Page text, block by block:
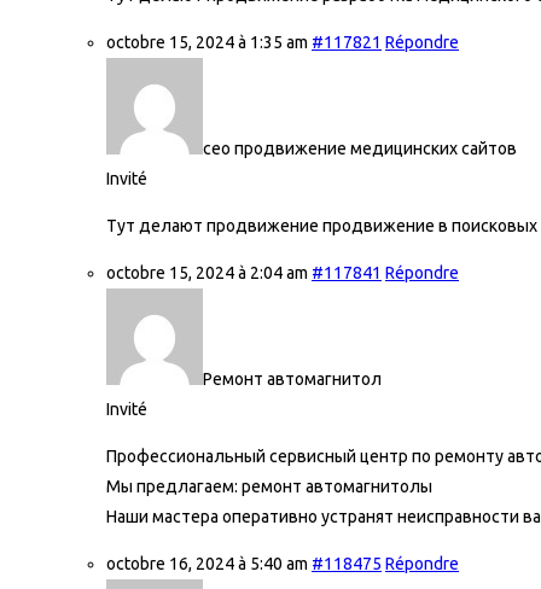
octobre 15, 2024 à 1:35 am #117821 Répondre
сео продвижение медицинских сайтов
Invité
Тут делают продвижение продвижение в поисковых
octobre 15, 2024 à 2:04 am #117841 Répondre
Ремонт автомагнитол
Invité
Профессиональный сервисный центр по ремонту
Мы предлагаем: ремонт автомагнитолы
Наши мастера оперативно устранят неисправности
octobre 16, 2024 à 5:40 am #118475 Répondre